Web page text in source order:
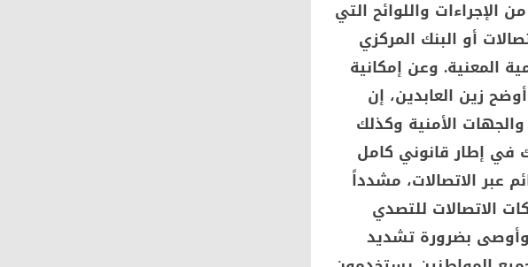
الإجراءات واللوائح التي
أو البنك المركزي
المعنية. وعن إمكانية
زين العابدين، إن
الأمنية وكذلك
في إطار قانوني كامل
عبر الاتصالات، مشدداً
الاتصالات للتصدي
وأوصى بضرورة تشديد